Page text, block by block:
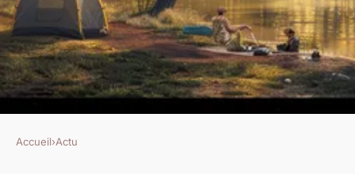
Accueil›Actu